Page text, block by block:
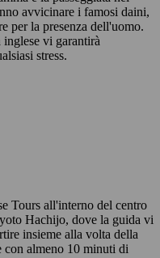
avvicinare i famosi daini,
per la presenza dell'uomo.
vi garantirà
stress.
Tours all'interno del centro
Hachijo, dove la guida vi
insieme alla volta della
con almeno 10 minuti di